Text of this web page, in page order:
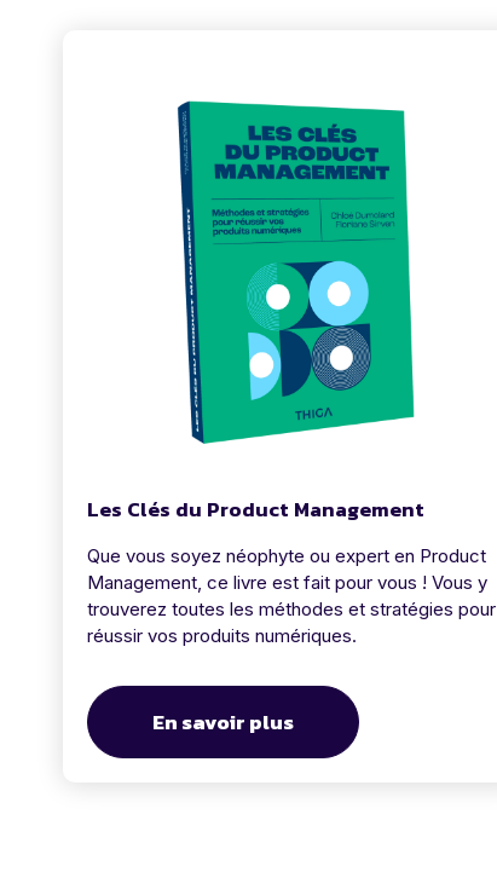
Les Clés du Product Management
Que vous soyez néophyte ou expert en Product
Management, ce livre est fait pour vous ! Vous y
trouverez toutes les méthodes et stratégies pour
réussir vos produits numériques.
En savoir plus